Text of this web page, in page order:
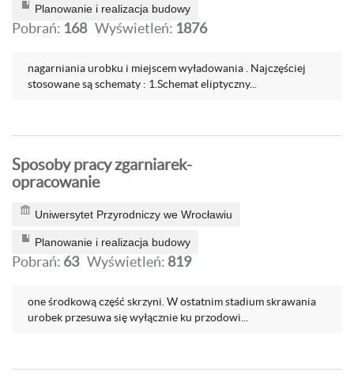
Planowanie i realizacja budowy
Pobrań: 168 Wyświetleń: 1876
nagarniania urobku i miejscem wyładowania . Najczęściej
stosowane są schematy : 1.Schemat eliptyczny...
Sposoby pracy zgarniarek-
opracowanie
Uniwersytet Przyrodniczy we Wrocławiu
Planowanie i realizacja budowy
Pobrań: 63 Wyświetleń: 819
one środkową część skrzyni. W ostatnim stadium skrawania
urobek przesuwa się wyłącznie ku przodowi...